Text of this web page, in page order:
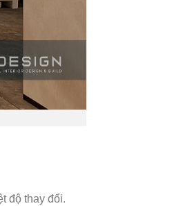
độ thay đổi.